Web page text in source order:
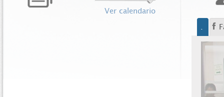
Ver calendario